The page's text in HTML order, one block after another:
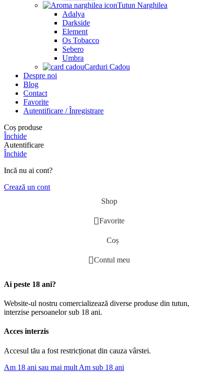
Tutun Narghilea
Adalya
Darkside
Element
Os Tobacco
Sebero
Umbra
Carduri Cadou
Despre noi
Blog
Contact
Favorite
Autentificare / Înregistrare
Coș produse
Închide
Autentificare
Închide
Incă nu ai cont?
Crează un cont
Shop
Favorite
Coș
Contul meu
Ai peste 18 ani?
Website-ul nostru comercializează diverse produse din tutun,
interzise persoanelor sub 18 ani.
Acces interzis
Accesul tău a fost restricționat din cauza vârstei.
Am 18 ani sau mai mult Am sub 18 ani